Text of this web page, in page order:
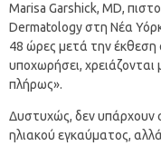
Marisa Garshick, MD,
Dermatology στη Νέα
48 ώρες μετά την έκθεση
υποχωρήσει,
πλήρως».
Δυστυχώς, δεν υπάρχουν
ηλιακού εγκαύματος,